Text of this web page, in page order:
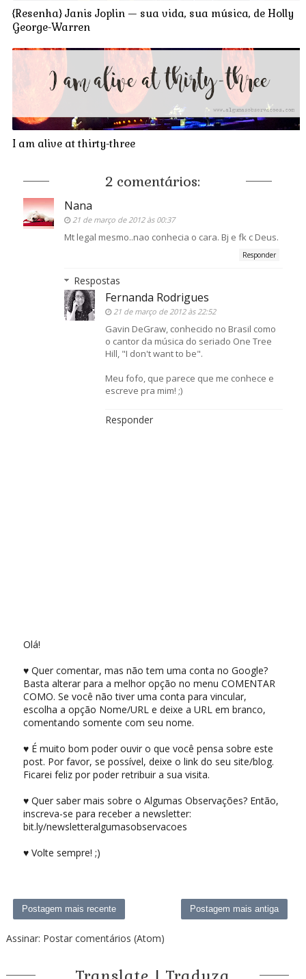
{Resenha} Janis Joplin — sua vida, sua música, de Holly
George-Warren
I am alive at thirty-three
2 comentários:
Nana
21 de março de 2012 às 00:37
Mt legal mesmo..nao conhecia o cara. Bj e fk c Deus.
Responder
Respostas
Fernanda Rodrigues
21 de março de 2012 às 22:52
Gavin DeGraw, conhecido no Brasil como
o cantor da música do seriado One Tree
Hill, "I don't want to be".
Meu fofo, que parece que me conhece e
escreve pra mim! ;)
Responder
Olá!
♥ Quer comentar, mas não tem uma conta no Google?
Basta alterar para a melhor opção no menu COMENTAR
COMO. Se você não tiver uma conta para vincular,
escolha a opção Nome/URL e deixe a URL em branco,
comentando somente com seu nome.
♥ É muito bom poder ouvir o que você pensa sobre este
post. Por favor, se possível, deixe o link do seu site/blog.
Ficarei feliz por poder retribuir a sua visita.
♥ Quer saber mais sobre o Algumas Observações? Então,
inscreva-se para receber a newsletter:
bit.ly/newsletteralgumasobservacoes
♥ Volte sempre! ;)
Postagem mais recente Postagem mais antiga
Assinar: Postar comentários (Atom)